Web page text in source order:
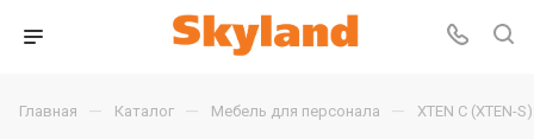
Главная — Каталог — Мебель для персонала — XTEN С (XTEN-S)